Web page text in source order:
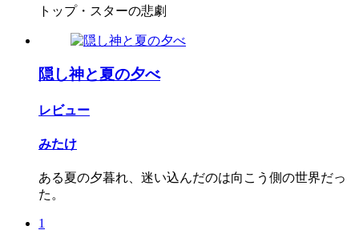
トップ・スターの悲劇
隠し神と夏の夕べ
レビュー
みたけ
ある夏の夕暮れ、迷い込んだのは向こう側の世界だっ
た。
1